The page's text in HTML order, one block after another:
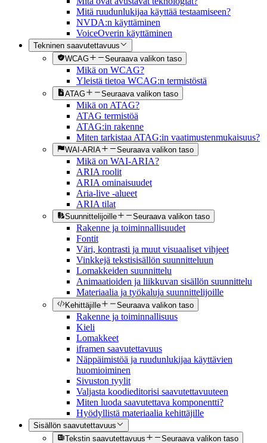
Mitä ruudunlukijaa käyttää testaamiseen?
NVDA:n käyttäminen
VoiceOverin käyttäminen
Tekninen saavutettavuus
WCAG
Seuraava valikon taso
Mikä on WCAG?
Yleistä tietoa WCAG:n termistöstä
ATAG Seuraava valikon taso
Mikä on ATAG?
ATAG termistöä
ATAG:in rakenne
Miten tarkistaa ATAG:in vaatimustenmukaisuus?
WAI-ARIA Seuraava valikon taso
Mikä on WAI-ARIA?
ARIA roolit
ARIA ominaisuudet
Aria-live -alueet
ARIA tilat
Suunnittelijoille Seuraava valikon taso
Rakenne ja toiminnallisuudet
Fontit
Väri, kontrasti ja muut visuaaliset vihjeet
Vinkkejä tekstisisällön suunnitteluun
Lomakkeiden suunnittelu
Animaatioiden ja liikkuvan sisällön suunnittelu
Materiaalia ja työkaluja suunnittelijoille
Kehittäjille Seuraava valikon taso
Rakenne ja toiminnallisuus
Kieli
Lomakkeet
iframen saavutettavuus
Näppäimistöä ja ruudunlukijaa käyttävien
huomioiminen
Sivuston tyylit
Valjasta koodieditorisi saavutettavuuteen
Miten luoda saavutettava komponentti?
Hyödyllistä materiaalia kehittäjille
Sisällön saavutettavuus
Tekstin saavutettavuus
Seuraava valikon taso